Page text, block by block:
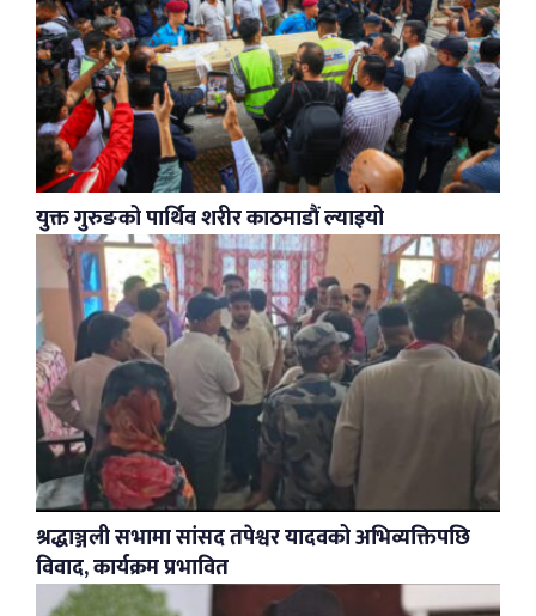
युक्त गुरुङको पार्थिव शरीर काठमाडौं ल्याइयो
श्रद्धाञ्जली सभामा सांसद तपेश्वर यादवको अभिव्यक्तिपछि
विवाद, कार्यक्रम प्रभावित